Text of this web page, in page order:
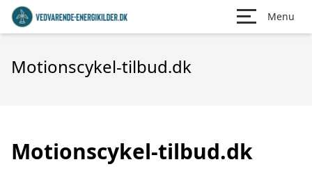
Menu
Motionscykel-tilbud.dk
Motionscykel-tilbud.dk